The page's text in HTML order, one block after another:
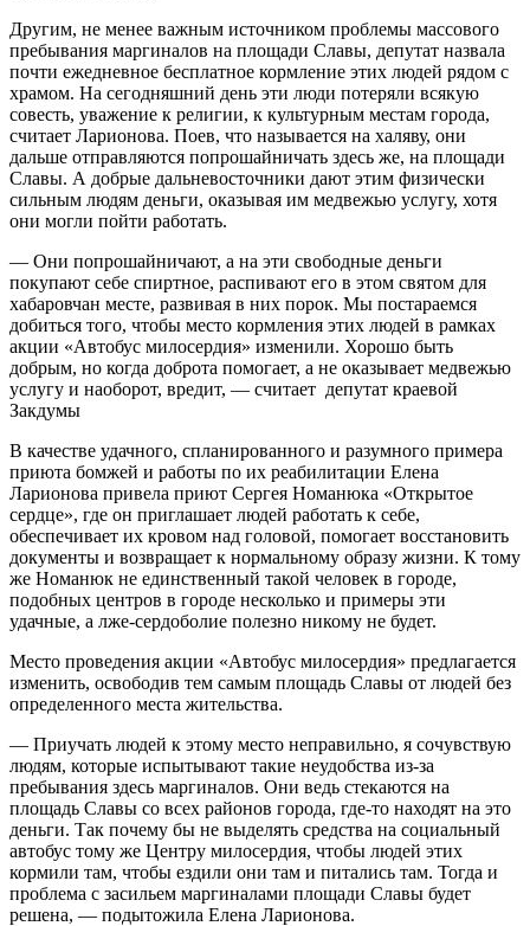
Другим, не менее важным источником проблемы массового
пребывания маргиналов на площади Славы, депутат назвала
почти ежедневное бесплатное кормление этих людей рядом с
храмом. На сегодняшний день эти люди потеряли всякую
совесть, уважение к религии, к культурным местам города,
считает Ларионова. Поев, что называется на халяву, они
дальше отправляются попрошайничать здесь же, на площади
Славы. А добрые дальневосточники дают этим физически
сильным людям деньги, оказывая им медвежью услугу, хотя
они могли пойти работать.
— Они попрошайничают, а на эти свободные деньги
покупают себе спиртное, распивают его в этом святом для
хабаровчан месте, развивая в них порок. Мы постараемся
добиться того, чтобы место кормления этих людей в рамках
акции «Автобус милосердия» изменили. Хорошо быть
добрым, но когда доброта помогает, а не оказывает медвежью
услугу и наоборот, вредит, — считает депутат краевой
Закдумы
В качестве удачного, спланированного и разумного примера
приюта бомжей и работы по их реабилитации Елена
Ларионова привела приют Сергея Номанюка «Открытое
сердце», где он приглашает людей работать к себе,
обеспечивает их кровом над головой, помогает восстановить
документы и возвращает к нормальному образу жизни. К тому
же Номанюк не единственный такой человек в городе,
подобных центров в городе несколько и примеры эти
удачные, а лже-сердоболие полезно никому не будет.
Место проведения акции «Автобус милосердия» предлагается
изменить, освободив тем самым площадь Славы от людей без
определенного места жительства.
— Приучать людей к этому место неправильно, я сочувствую
людям, которые испытывают такие неудобства из-за
пребывания здесь маргиналов. Они ведь стекаются на
площадь Славы со всех районов города, где-то находят на это
деньги. Так почему бы не выделять средства на социальный
автобус тому же Центру милосердия, чтобы людей этих
кормили там, чтобы ездили они там и питались там. Тогда и
проблема с засильем маргиналами площади Славы будет
решена, — подытожила Елена Ларионова.